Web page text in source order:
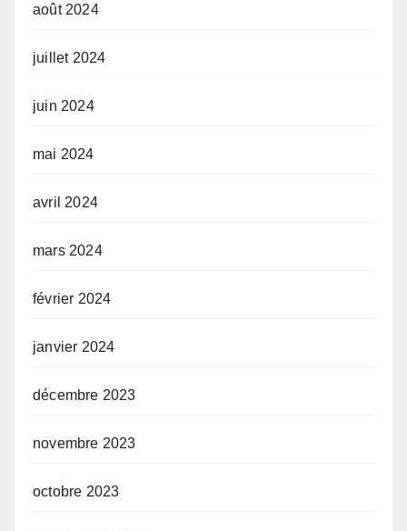
août 2024
juillet 2024
juin 2024
mai 2024
avril 2024
mars 2024
février 2024
janvier 2024
décembre 2023
novembre 2023
octobre 2023